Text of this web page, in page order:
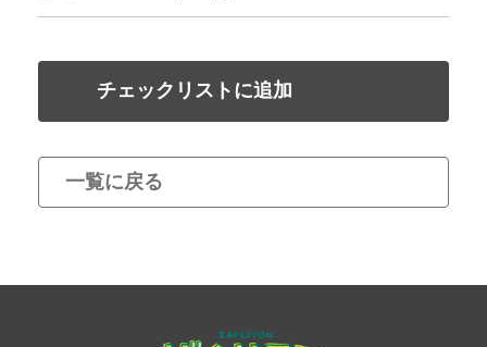
チェックリストに追加
一覧に戻る